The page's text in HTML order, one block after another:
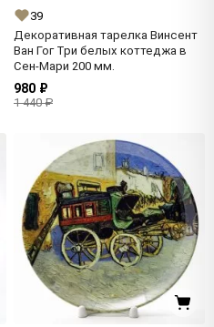
39
Декоративная тарелка Винсент
Ван Гог Три белых коттеджа в
Сен-Мари 200 мм.
980 ₽
1 440 ₽